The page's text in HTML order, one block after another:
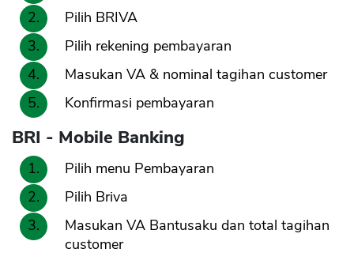
Pilih BRIVA
Pilih rekening pembayaran
Masukan VA & nominal tagihan customer
Konfirmasi pembayaran
BRI - Mobile Banking
Pilih menu Pembayaran
Pilih Briva
Masukan VA Bantusaku dan total tagihan
customer